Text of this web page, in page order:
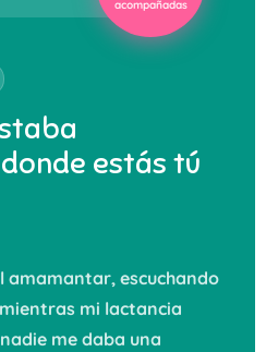
acompañadas
estás tú
amamantar, escuchando
mientras mi lactancia
me daba una